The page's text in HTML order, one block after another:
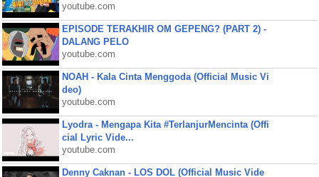
youtube.com
EPISODE TERAKHIR OM GEPENG? (PART 2) -
DALANG PELO
youtube.com
NOAH - Kala Cinta Menggoda (Official Music Vi
deo)
youtube.com
Lyodra - Mengapa Kita #TerlanjurMencinta (Offi
cial Lyric Vide...
youtube.com
Denny Caknan - LOS DOL (Official Music Vide